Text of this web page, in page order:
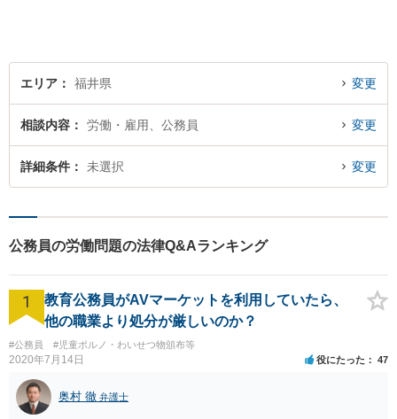
す。
エリア
福井県 変更
相談内容 労働・雇用、公務員 変更
詳細条件 未選択 変更
公務員の労働問題の法律Q&Aランキング
1
教育公務員がAVマーケットを利用していたら、
他の職業より処分が厳しいのか？
#公務員 #児童ポルノ・わいせつ物頒布等
2020年7月14日 役にたった 47
奥村 徹 弁護士